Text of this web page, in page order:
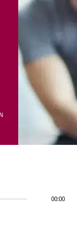
00:00